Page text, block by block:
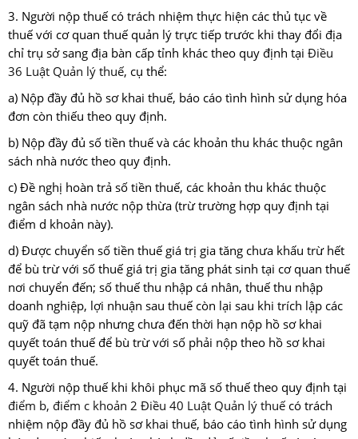
3. Người nộp thuế có trách nhiệm thực hiện các thủ tục về
thuế với cơ quan thuế quản lý trực tiếp trước khi thay đổi địa
chỉ trụ sở sang địa bàn cấp tỉnh khác theo quy định tại Điều
36 Luật Quản lý thuế, cụ thể:
a) Nộp đầy đủ hồ sơ khai thuế, báo cáo tình hình sử dụng hóa
đơn còn thiếu theo quy định.
b) Nộp đầy đủ số tiền thuế và các khoản thu khác thuộc ngân
sách nhà nước theo quy định.
c) Đề nghị hoàn trả số tiền thuế, các khoản thu khác thuộc
ngân sách nhà nước nộp thừa (trừ trường hợp quy định tại
điểm d khoản này).
d) Được chuyển số tiền thuế giá trị gia tăng chưa khấu trừ hết
để bù trừ với số thuế giá trị gia tăng phát sinh tại cơ quan thuế
nơi chuyển đến; số thuế thu nhập cá nhân, thuế thu nhập
doanh nghiệp, lợi nhuận sau thuế còn lại sau khi trích lập các
quỹ đã tạm nộp nhưng chưa đến thời hạn nộp hồ sơ khai
quyết toán thuế để bù trừ với số phải nộp theo hồ sơ khai
quyết toán thuế.
4. Người nộp thuế khi khôi phục mã số thuế theo quy định tại
điểm b, điểm c khoản 2 Điều 40 Luật Quản lý thuế có trách
nhiệm nộp đầy đủ hồ sơ khai thuế, báo cáo tình hình sử dụng